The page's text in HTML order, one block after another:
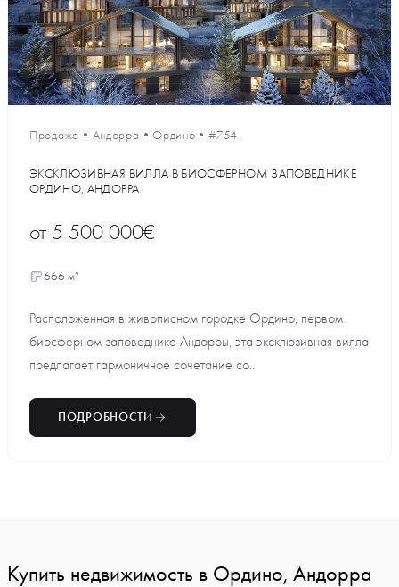
Продажа • Андорра •Ордино •#754
ЭКСКЛЮЗИВНАЯ ВИЛЛА В БИОСФЕРНОМ ЗАПОВЕДНИКЕ
ОРДИНО, АНДОРРА
от 5 500 000€
666 м²
Расположенная в живописном городке Ордино, первом
биосферном заповеднике Андорры, эта эксклюзивная вилла
предлагает гармоничное сочетание со...
ПОДРОБНОСТИ
Купить недвижимость в Ордино, Андорра